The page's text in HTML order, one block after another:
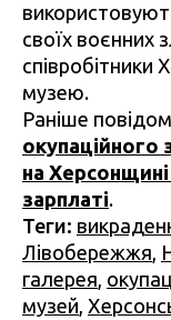
своїх воєнних
співробітники
музею.
Раніше
окупаційного
на
зарплаті.
Теги:
Лівобережжя,
галерея,
музей,